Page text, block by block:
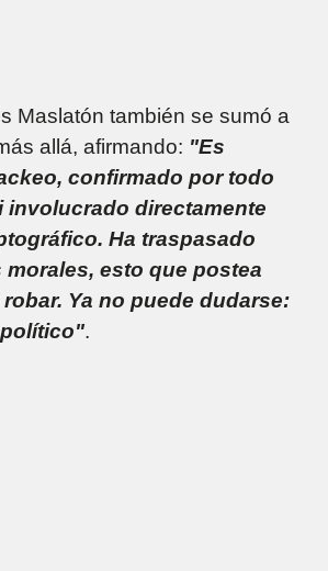
Maslatón también se sumó a
allá, afirmando: "Es
confirmado por todo
involucrado directamente
Ha traspasado
esto que postea
Ya no puede dudarse:
.